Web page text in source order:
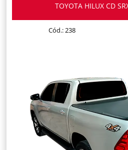
TOYOTA HILUX CD
Cód.: 238